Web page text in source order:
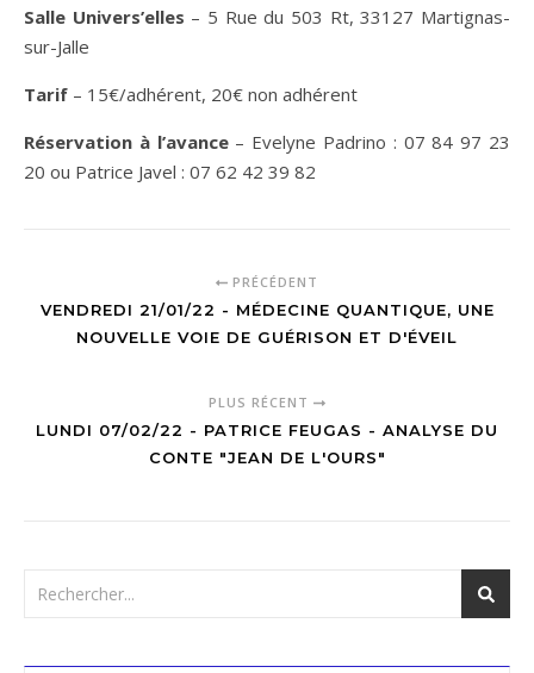
Salle Univers’elles – 5 Rue du 503 Rt, 33127 Martignas-
sur-Jalle
Tarif – 15€/adhérent, 20€ non adhérent
Réservation à l’avance– Evelyne Padrino : 07 84 97 23
20 ou Patrice Javel : 07 62 42 39 82
PRÉCÉDENT
VENDREDI 21/01/22 - MÉDECINE QUANTIQUE, UNE
NOUVELLE VOIE DE GUÉRISON ET D'ÉVEIL
PLUS RÉCENT
LUNDI 07/02/22 - PATRICE FEUGAS - ANALYSE DU
CONTE "JEAN DE L'OURS"